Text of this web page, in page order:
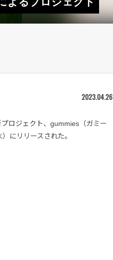
2023.04.26
ロジェクト、gummies（ガミー
にリリースされた。